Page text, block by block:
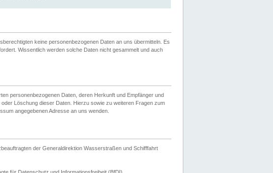
keine personenbezogenen Daten an uns übermitteln. Es
Wissentlich werden solche Daten nicht gesammelt und auch
personenbezogenen Daten, deren Herkunft und Empfänger und
Löschung dieser Daten. Hierzu sowie zu weiteren Fragen zum
angegebenen Adresse an uns wenden.
der Generaldirektion Wasserstraßen und Schifffahrt